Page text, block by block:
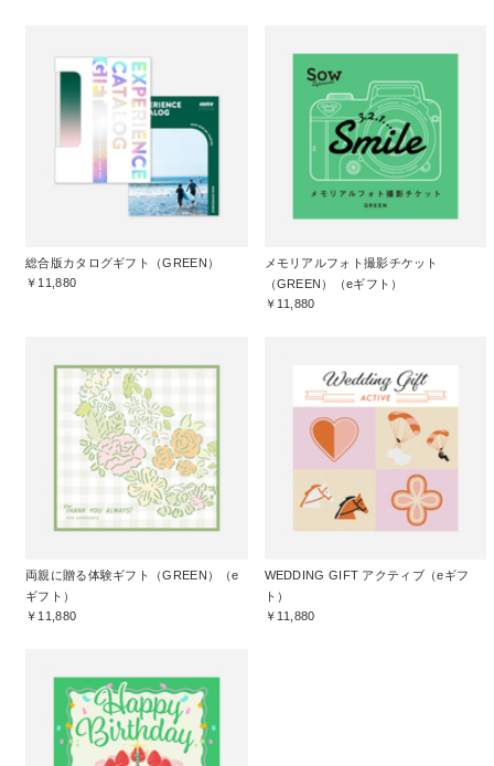
総合版カタログギフト（GREEN）
￥11,880
メモリアルフォト撮影チケット
（GREEN）（eギフト）
￥11,880
両親に贈る体験ギフト（GREEN）（e
ギフト）
￥11,880
WEDDING GIFT アクティブ（eギフ
ト）
￥11,880